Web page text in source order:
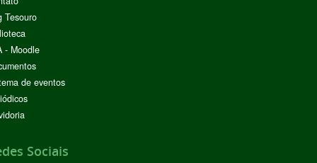
Tesouro
- Moodle
de eventos
Sociais